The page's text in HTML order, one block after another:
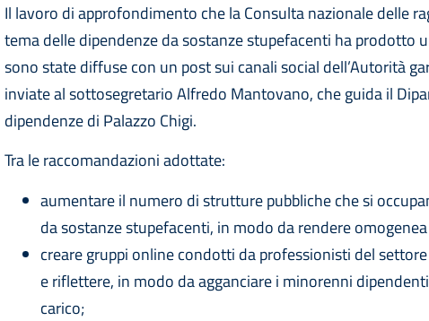
Il lavoro di approfondimento che la Consulta nazionale delle
tema delle dipendenze da sostanze stupefacenti ha prodotto
sono state diffuse con un post sui canali social dell’Autorità
inviate al sottosegretario Alfredo Mantovano, che guida il
dipendenze di Palazzo Chigi.
Tra le raccomandazioni adottate:
aumentare il numero di strutture pubbliche che si
da sostanze stupefacenti, in modo da rendere
creare gruppi online condotti da professionisti del
e riflettere, in modo da agganciare i minorenni
carico;